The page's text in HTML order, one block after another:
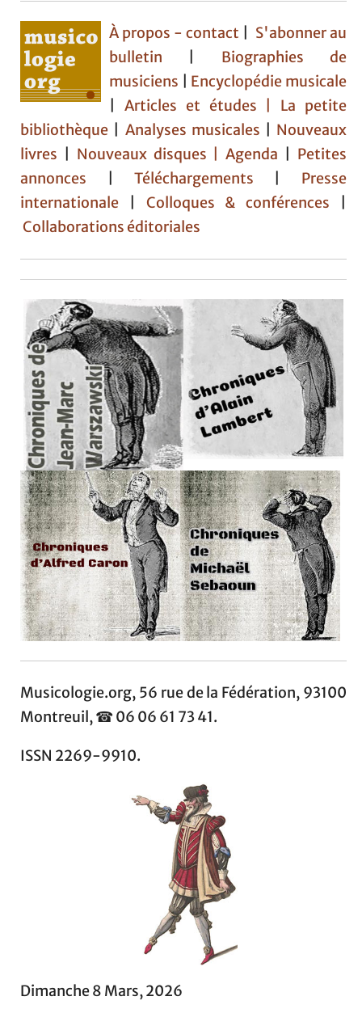
À propos - contact
S'abonner au
bulletin
Biographies de
musiciens
Encyclopédie musicale
|Articles et études | La petite
bibliothèque
Analyses musicales
Nouveaux
livres
Nouveaux disques |Agenda
Petites
annonces
Téléchargements
Presse
internationale
Colloques & conférences
Collaborations éditoriales
Musicologie.org, 56 rue de la Fédération, 93100
Montreuil, ☎ 06 06 61 73 41.
ISSN 2269-9910.
Dimanche 8 Mars, 2026